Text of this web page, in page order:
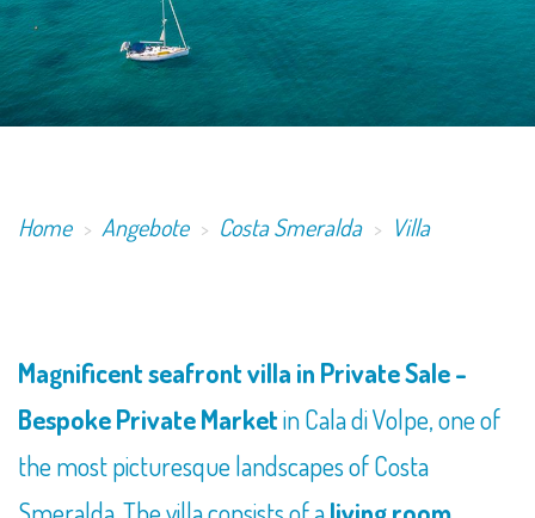
Home Angebote Costa Smeralda Villa
​Magnificent seafront villa in Private Sale -
Bespoke Private Marketin Cala di Volpe, one of
the most picturesque landscapes of Costa